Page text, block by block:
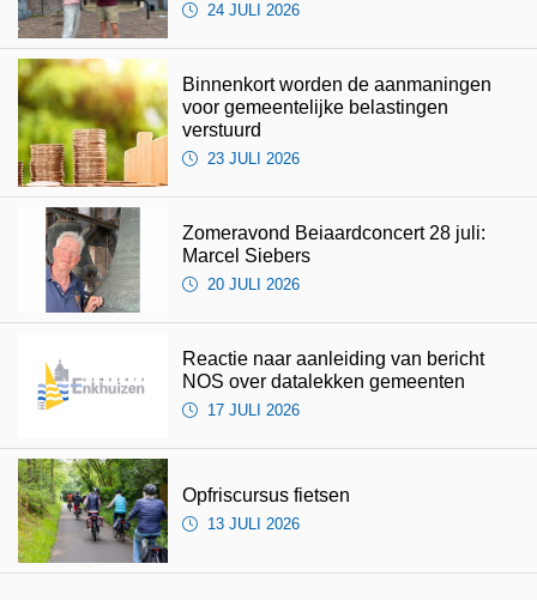
24 JULI 2026
Binnenkort worden de aanmaningen
voor gemeentelijke belastingen
verstuurd
23 JULI 2026
Zomeravond Beiaardconcert 28 juli:
Marcel Siebers
20 JULI 2026
Reactie naar aanleiding van bericht
NOS over datalekken gemeenten
17 JULI 2026
Opfriscursus fietsen
13 JULI 2026